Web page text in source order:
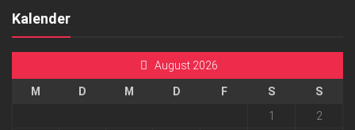
Kalender
August 2026
M D M D F S
S
1
2